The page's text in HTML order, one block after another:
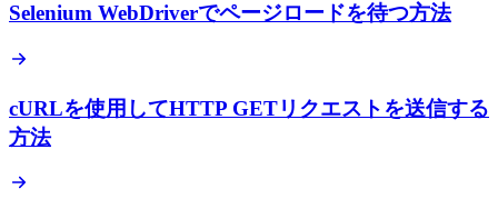
Selenium WebDriverでページロードを待つ方法
cURLを使用してHTTP GETリクエストを送信する
方法